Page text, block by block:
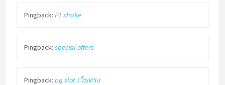
Pingback: F1 shake
Pingback: special offers
Pingback: pg slot เว็บตรง